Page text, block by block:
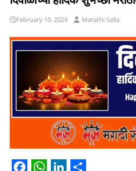
February 10, 2024 Marathi Salla